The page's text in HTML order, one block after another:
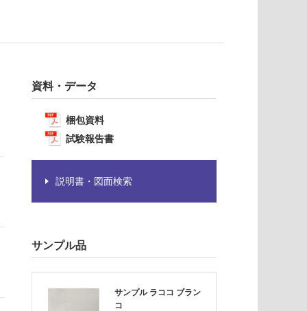
資料・データ
梱包資料
試験報告書
説明書・図面検索
サンプル品
サンプル ラココ ブラン
コ